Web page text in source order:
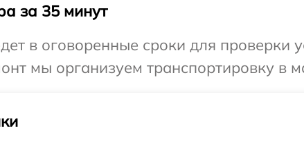
за 35 минут
в оговоренные сроки для проверки
мы организуем транспортировку в